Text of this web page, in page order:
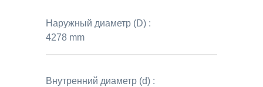
Наружный диаметр (D) :
4278 mm
Внутренний диаметр (d) :